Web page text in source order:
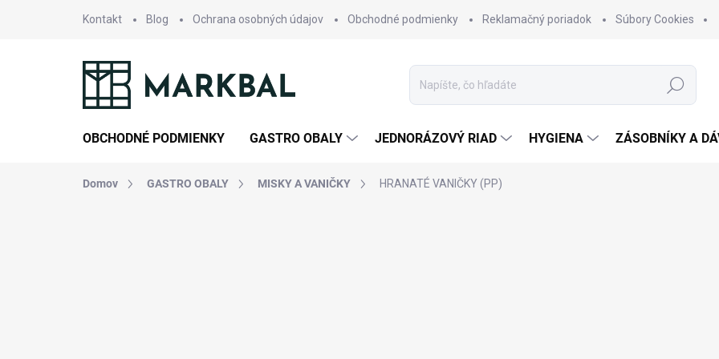
Kontakt Blog Ochrana osobných údajov Obchodné podmienky Reklamačný poriadok Súbory Cookies
Hľadať
OBCHODNÉ PODMIENKY GASTRO OBALY JEDNORÁZOVÝ RIAD HYGIENA ZÁSOBNÍKY A
Domov GASTRO OBALY MISKY A VANIČKY HRANATÉ VANIČKY (PP)